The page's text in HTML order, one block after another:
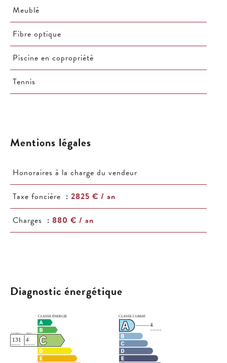
Meublé
Fibre optique
Piscine en copropriété
Tennis
Mentions légales
Honoraires à la charge du vendeur
Taxe foncière
2825 € / an
Charges
880 € / an
Diagnostic énergétique